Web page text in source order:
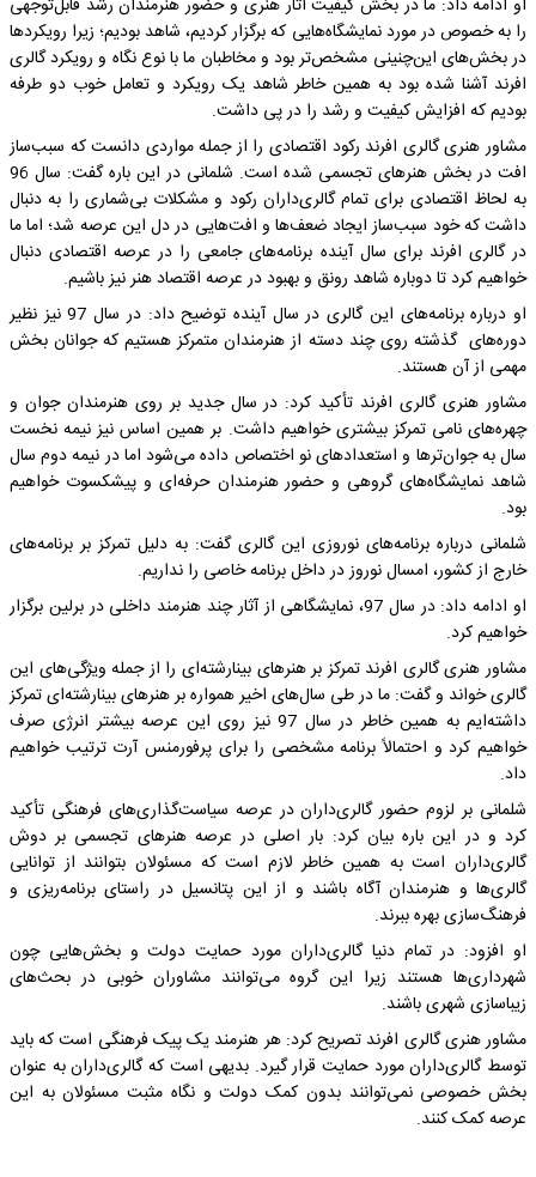
او ادامه داد: ما در بخش کیفیت آثار هنری و حضور هنرمندان رشد قابل‌توجهی
را به خصوص در مورد نمایشگاه‌هایی که برگزار کردیم، شاهد بودیم؛ زیرا رویکردها
در بخش‌های این‌چنینی مشخص‌تر بود و مخاطبان ما با نوع نگاه و رویکرد گالری
افرند آشنا شده بود به همین خاطر شاهد یک رویکرد و تعامل خوب دو طرفه
بودیم که افزایش کیفیت و رشد را در پی داشت.
مشاور هنری گالری افرند رکود اقتصادی را از جمله مواردی دانست که سبب‌ساز
افت در بخش هنرهای تجسمی شده است. شلمانی در این باره گفت: سال 96
به لحاظ اقتصادی برای تمام گالری‌داران رکود و مشکلات بی‌شماری را به دنبال
داشت که خود سبب‌ساز ایجاد ضعف‌ها و افت‌هایی در دل این عرصه شد؛ اما ما
در گالری افرند برای سال آینده برنامه‌های جامعی را در عرصه اقتصادی دنبال
خواهیم کرد تا دوباره شاهد رونق و بهبود در عرصه اقتصاد هنر نیز باشیم.
او درباره برنامه‌های این گالری در سال آینده توضیح داد: در سال 97 نیز نظیر
دوره‌های گذشته روی چند دسته از هنرمندان متمرکز هستیم که جوانان بخش
مهمی از آن هستند.
مشاور هنری گالری افرند تأکید کرد: در سال جدید بر روی هنرمندان جوان و
چهره‌های نامی تمرکز بیشتری خواهیم داشت. بر همین اساس نیز نیمه نخست
سال به جوان‌ترها و استعدادهای نو اختصاص داده می‌شود اما در نیمه دوم سال
شاهد نمایشگاه‌های گروهی و حضور هنرمندان حرفه‌ای و پیشکسوت خواهیم
بود.
شلمانی درباره برنامه‌های نوروزی این گالری گفت: به دلیل تمرکز بر برنامه‌های
خارج از کشور، امسال نوروز در داخل برنامه خاصی را نداریم.
او ادامه داد: در سال 97، نمایشگاهی از آثار چند هنرمند داخلی در برلین برگزار
خواهیم کرد.
مشاور هنری گالری افرند تمرکز بر هنرهای بینارشته‌ای را از جمله ویژگی‌های این
گالری خواند و گفت: ما در طی سال‌های اخیر همواره بر هنرهای بینارشته‌ای تمرکز
داشته‌ایم به همین خاطر در سال 97 نیز روی این عرصه بیشتر انرژی صرف
خواهیم کرد و احتمالاً برنامه مشخصی را برای پرفورمنس آرت ترتیب خواهیم
داد.
شلمانی بر لزوم حضور گالری‌داران در عرصه سیاست‌گذاری‌های فرهنگی تأکید
کرد و در این باره بیان کرد: بار اصلی در عرصه هنرهای تجسمی بر دوش
گالری‌داران است به همین خاطر لازم است که مسئولان بتوانند از توانایی
گالری‌ها و هنرمندان آگاه باشند و از این پتانسیل در راستای برنامه‌ریزی و
فرهنگ‌سازی بهره ببرند.
او افزود: در تمام دنیا گالری‌داران مورد حمایت دولت و بخش‌هایی چون
شهرداری‌ها هستند زیرا این گروه می‌توانند مشاوران خوبی در بحث‌های
زیباسازی شهری باشند.
مشاور هنری گالری افرند تصریح کرد: هر هنرمند یک پیک فرهنگی است که باید
توسط گالری‌داران مورد حمایت قرار گیرد. بدیهی است که گالری‌داران به عنوان
بخش خصوصی نمی‌توانند بدون کمک دولت و نگاه مثبت مسئولان به این
عرصه کمک کنند.